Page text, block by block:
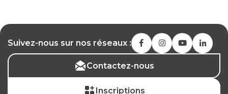
Suivez-nous sur nos réseaux :
Contactez-nous
Inscriptions